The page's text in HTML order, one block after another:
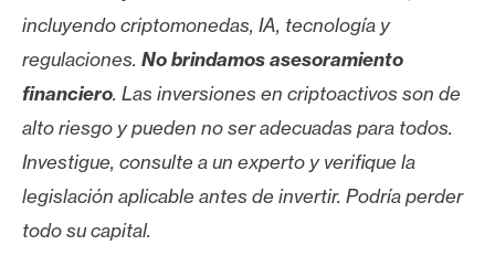
incluyendo criptomonedas, IA, tecnología y
regulaciones. No brindamos asesoramiento
financiero. Las inversiones en criptoactivos son de
alto riesgo y pueden no ser adecuadas para todos.
Investigue, consulte a un experto y verifique la
legislación aplicable antes de invertir. Podría perder
todo su capital.